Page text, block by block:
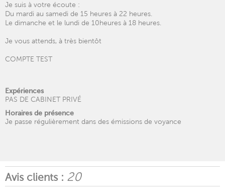
Je suis à votre écoute :
Du mardi au samedi de 15 heures à 22 heures.
Le dimanche et le lundi de 10heures à 18 heures.
Je vous attends, à très bientôt
COMPTE TEST
Expériences
PAS DE CABINET PRIVÉ
Horaires de présence
Je passe régulièrement dans des émissions de voyance
Avis clients : 20